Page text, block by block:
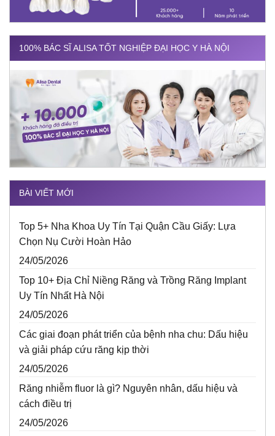
100% BÁC SĨ ALISA TỐT NGHIỆP ĐẠI HỌC Y HÀ NỘI
BÀI VIẾT MỚI
Top 5+ Nha Khoa Uy Tín Tại Quận Cầu Giấy: Lựa
Chọn Nụ Cười Hoàn Hảo
24/05/2026
Top 10+ Địa Chỉ Niềng Răng và Trồng Răng Implant
Uy Tín Nhất Hà Nội
24/05/2026
Các giai đoạn phát triển của bệnh nha chu: Dấu hiệu
và giải pháp cứu răng kịp thời
24/05/2026
Răng nhiễm fluor là gì? Nguyên nhân, dấu hiệu và
cách điều trị
24/05/2026